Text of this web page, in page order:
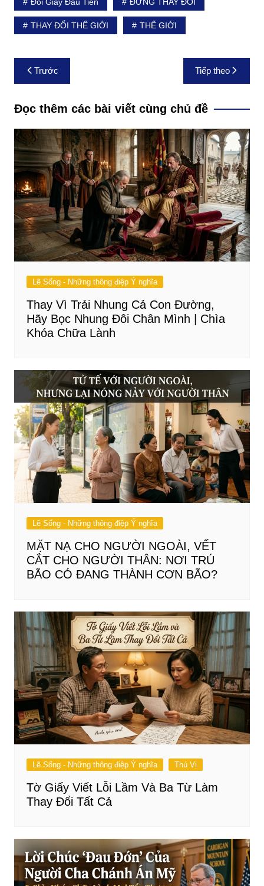
Đôi Giày Đầu Tiên ĐỪNG THAY ĐỔI
THAY ĐỔI THẾ GIỚI THẾ GIỚI
Điều
hướng
bài
viết
Trước Tiếp theo
Đọc thêm các bài viết cùng chủ đề
Lẽ Sống - Những thông điệp Ý nghĩa
Thay Vì Trải Nhung Cả Con Đường,
Hãy Bọc Nhung Đôi Chân Mình | Chìa
Khóa Chữa Lành
Lẽ Sống - Những thông điệp Ý nghĩa
MẶT NẠ CHO NGƯỜI NGOÀI, VẾT
CẮT CHO NGƯỜI THÂN: NƠI TRÚ
BÃO CÓ ĐANG THÀNH CƠN BÃO?
Lẽ Sống - Những thông điệp Ý nghĩa Thú Vị
Tờ Giấy Viết Lỗi Lầm Và Ba Từ Làm
Thay Đổi Tất Cả